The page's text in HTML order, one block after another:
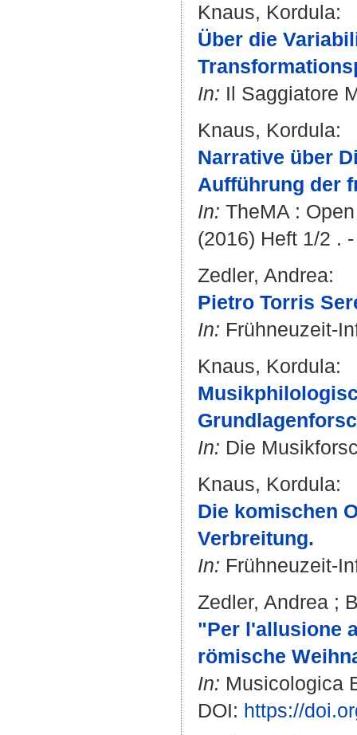
Knaus, Kordula:
Über die
In: Il Saggiatore
Knaus, Kordula:
Narrative über
Aufführung der
In: TheMA :
(2016) Heft 1/2 .
Zedler, Andrea:
Pietro Torris
In: Frühneuzeit-
Knaus, Kordula:
In: Die
Knaus, Kordula:
Die komischen
Verbreitung.
In: Frühneuzeit-
Zedler, Andrea ;
"Per l'allusione
römische
In: Musicologica
DOI: https://